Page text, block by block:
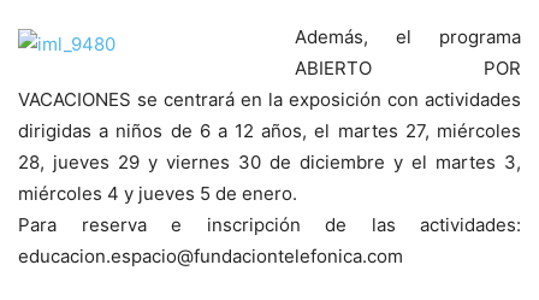
Además, el programa
ABIERTO POR
VACACIONES se centrará en la exposición con actividades
dirigidas a niños de 6 a 12 años, el martes 27, miércoles
28, jueves 29 y viernes 30 de diciembre y el martes 3,
miércoles 4 y jueves 5 de enero.
Para reserva e inscripción de las actividades:
educacion.espacio@fundaciontelefonica.com